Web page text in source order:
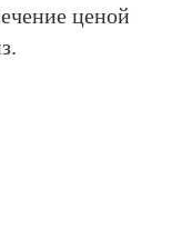
ценой